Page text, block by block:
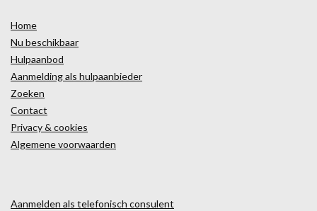
Home
Nu beschikbaar
Hulpaanbod
Aanmelding als hulpaanbieder
Zoeken
Contact
Privacy & cookies
Algemene voorwaarden
Aanmelden als telefonisch consulent